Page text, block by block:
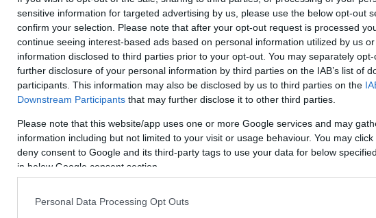
sensitive information for targeted advertising by us, please use the below opt-out
confirm your selection. Please note that after your opt-out request is processed
continue seeing interest-based ads based on personal information utilized by us
information disclosed to third parties prior to your opt-out. You may separately
further disclosure of your personal information by third parties on the IAB’s list of
participants. This information may also be disclosed by us to third parties on the
Downstream Participants that may further disclose it to other third parties.
Please note that this website/app uses one or more Google services and may
information including but not limited to your visit or usage behaviour. You may
deny consent to Google and its third-party tags to use your data for below
in below Google consent section.
Personal Data Processing Opt Outs
Συνελήφθη στο Γαλάτσι ο
ηθοποιός του Χόλιγουντ,
Ρούντι Γιάνγκμπλαντ
Ο 42χρονος Αμερικανός ηθοποιός